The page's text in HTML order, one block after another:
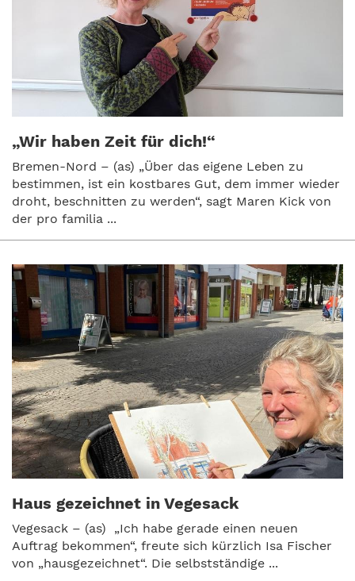
„Wir haben Zeit für dich!“
Bremen-Nord – (as) „Über das eigene Leben zu
bestimmen, ist ein kostbares Gut, dem immer wieder
droht, beschnitten zu werden“, sagt Maren Kick von
der pro familia ...
Haus gezeichnet in Vegesack
Vegesack – (as) „Ich habe gerade einen neuen
Auftrag bekommen“, freute sich kürzlich Isa Fischer
von „hausgezeichnet“. Die selbstständige ...